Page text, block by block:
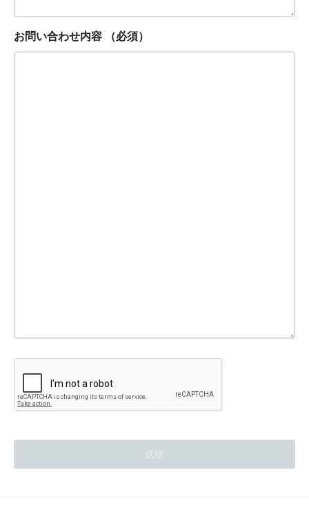
お問い合わせ内容 （必須）